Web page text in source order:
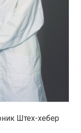
Штех-хебер